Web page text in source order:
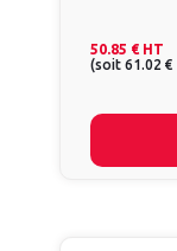
50.85 € HT
(soit 61.02 €